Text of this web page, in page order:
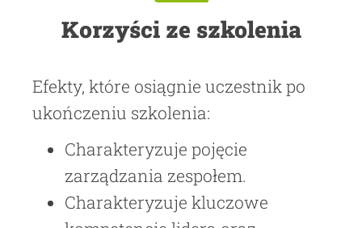
Korzyści ze szkolenia
Efekty, które osiągnie uczestnik po
ukończeniu szkolenia:
Charakteryzuje pojęcie
zarządzania zespołem.
Charakteryzuje kluczowe